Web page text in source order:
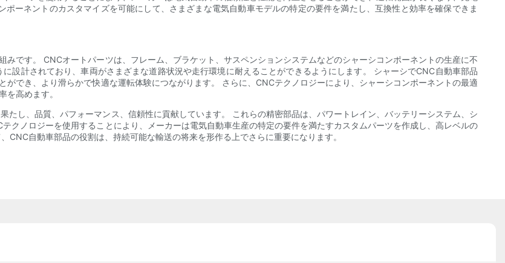
ーネントのカスタマイズを可能にして、さまざまな電気自動車モデルの特定の要件を満たし、互換性と効率を確保できま
です。 CNCオートパーツは、フレーム、ブラケット、サスペンションシステムなどのシャーシコンポーネントの生産に不
設計されており、車両がさまざまな道路状況や走行環境に耐えることができるようにします。 シャーシでCNC自動車部品
でき、より滑らかで快適な運転体験につながります。 さらに、CNCテクノロジーにより、シャーシコンポーネントの最適
を高めます。
たし、品質、パフォーマンス、信頼性に貢献しています。 これらの精密部品は、パワートレイン、バッテリーシステム、シ
クノロジーを使用することにより、メーカーは電気自動車生産の特定の要件を満たすカスタムパーツを作成し、高レベルの
自動車部品の役割は、持続可能な輸送の将来を形作る上でさらに重要になります。